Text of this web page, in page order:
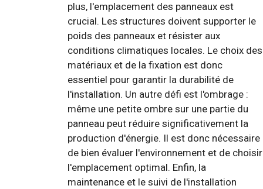
plus, l'emplacement des panneaux est
crucial. Les structures doivent supporter le
poids des panneaux et résister aux
conditions climatiques locales. Le choix des
matériaux et de la fixation est donc
essentiel pour garantir la durabilité de
l'installation. Un autre défi est l'ombrage :
même une petite ombre sur une partie du
panneau peut réduire significativement la
production d'énergie. Il est donc nécessaire
de bien évaluer l'environnement et de choisir
l'emplacement optimal. Enfin, la
maintenance et le suivi de l'installation